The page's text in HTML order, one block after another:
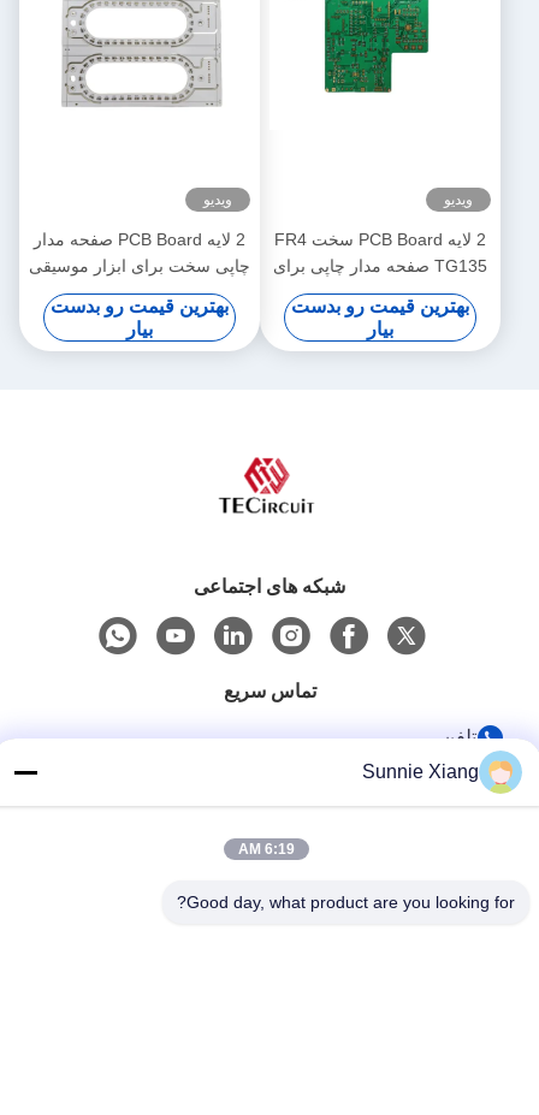
ویدیو
2 لایه PCB Board سخت FR4
TG135 صفحه مدار چاپی برای
دستگاه POS
بهترین قیمت رو بدست
بیار
ویدیو
2 لایه PCB Board صفحه مدار
چاپی سخت برای ابزار موسیقی
الکترونیکی
بهترین قیمت رو بدست
بیار
شبکه های اجتماعی
تماس سریع
تلفن
richard@tecircuit.com
آدرس
Sunnie Xiang
6:19 AM
Good day, what product are you looking for?